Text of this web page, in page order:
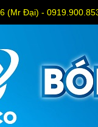
(Mr Đại) -